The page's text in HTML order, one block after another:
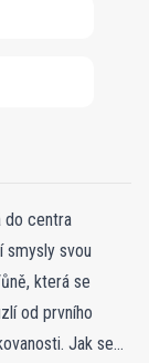
do centra
smysly svou
která se
od prvního
Jak se